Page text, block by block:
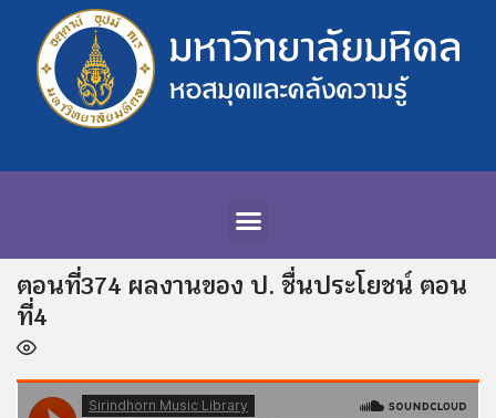
ตอนที่374 ผลงานของ ป. ชื่นประโยชน์ ตอน
ที่4